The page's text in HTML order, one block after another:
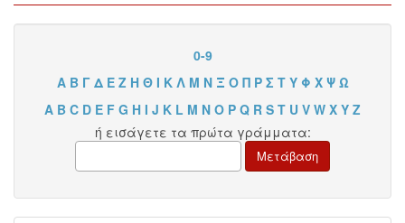
0-9
Α Β Γ Δ Ε Ζ Η Θ Ι Κ Λ Μ Ν Ξ Ο Π Ρ Σ Τ Υ Φ Χ Ψ Ω
A B C D E F G H I J K L M N O P Q R S T U V W X Y Z
ή εισάγετε τα πρώτα γράμματα: